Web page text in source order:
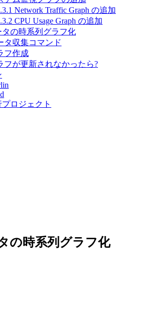
Network Traffic Graph の追加
CPU Usage Graph の追加
の時系列グラフ化
タ収集コマンド
フ作成
フが更新されなかったら?
ロジェクト
の時系列グラフ化